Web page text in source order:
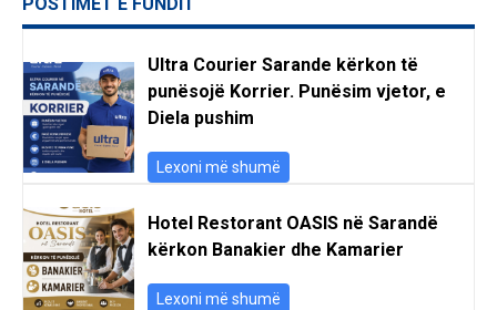
Ultra Courier Sarande kërkon të
punësojë Korrier. Punësim vjetor, e
Diela pushim
Lexoni më shumë
Hotel Restorant OASIS në Sarandë
kërkon Banakier dhe Kamarier
Lexoni më shumë